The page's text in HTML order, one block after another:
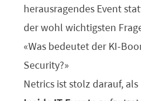
herausragendes Event
der wohl wichtigsten
“Was bedeutet der KI-
Security?»
Netrics ist stolz darauf,